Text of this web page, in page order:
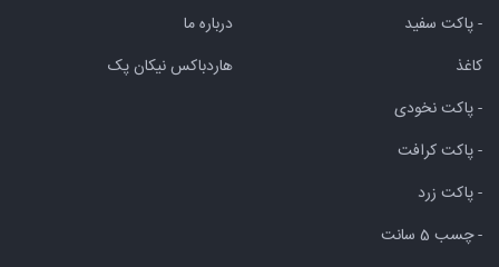
- پاکت سفید
کاغذ
- پاکت نخودی
- پاکت کرافت
- پاکت زرد
- چسب 5 سانت
درباره ما
هاردباکس نیکان پک